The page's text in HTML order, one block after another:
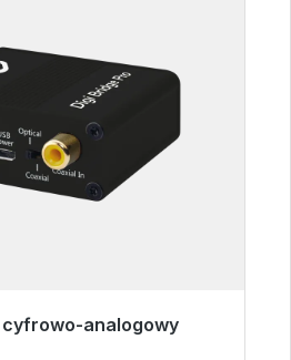
analogowy
wysyłki, czas